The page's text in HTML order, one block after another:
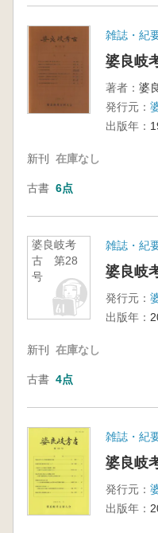
雑誌・紀
婆良岐
著者： 婆
発行元：
出版年：
新刊 在庫なし
古書 6点
婆良岐考
古 第28
号
雑誌・紀
婆良岐
発行元：
出版年：
新刊 在庫なし
古書 4点
雑誌・紀
婆良岐
発行元：
出版年：